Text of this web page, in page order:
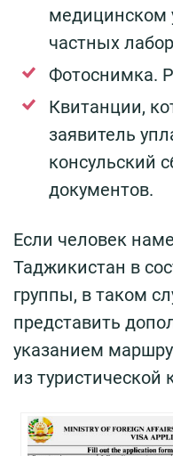
медицинском
частных
Фотоснимка.
Квитанции,
заявитель
консульский
документов.
Если человек
Таджикистан в
группы, в таком
представить
указанием
из туристической